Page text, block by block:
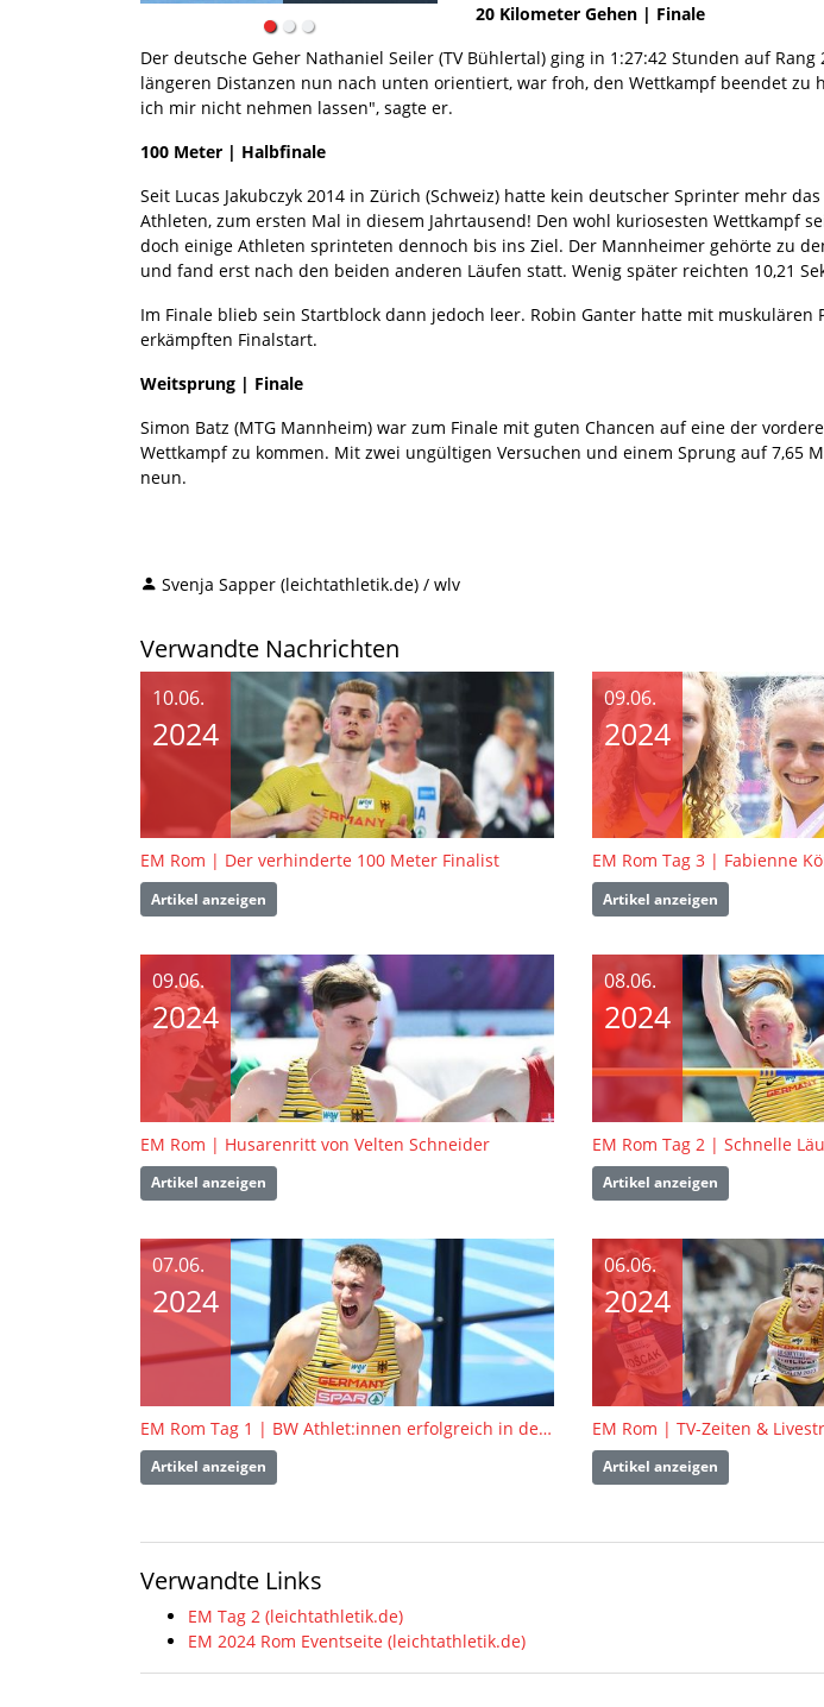
20 Kilometer Gehen | Finale
Der deutsche Geher Nathaniel Seiler (TV Bühlertal) ging in 1:27:42 Stunden auf
längeren Distanzen nun nach unten orientiert, war froh, den Wettkampf beendet
ich mir nicht nehmen lassen", sagte er.
100 Meter | Halbfinale
Seit Lucas Jakubczyk 2014 in Zürich (Schweiz) hatte kein deutscher Sprinter mehr
Athleten, zum ersten Mal in diesem Jahrtausend! Den wohl kuriosesten Wettkampf
doch einige Athleten sprinteten dennoch bis ins Ziel. Der Mannheimer gehörte zu
und fand erst nach den beiden anderen Läufen statt. Wenig später reichten 10,21
Im Finale blieb sein Startblock dann jedoch leer. Robin Ganter hatte mit
erkämpften Finalstart.
Weitsprung | Finale
Simon Batz (MTG Mannheim) war zum Finale mit guten Chancen auf eine der
Wettkampf zu kommen. Mit zwei ungültigen Versuchen und einem Sprung auf 7,65
neun.
Svenja Sapper (leichtathletik.de) / wlv
Verwandte Nachrichten
10.06.
2024
EM Rom | Der verhinderte 100 Meter Finalist
Artikel anzeigen
09.06.
2024
Artikel anzeigen
09.06.
2024
EM Rom | Husarenritt von Velten Schneider
Artikel anzeigen
08.06.
2024
EM Rom Tag 2 | Schnelle
Artikel anzeigen
07.06.
2024
EM Rom Tag 1 | BW Athlet:innen erfolgreich in den Vorrunden
Artikel anzeigen
06.06.
2024
Artikel anzeigen
Verwandte Links
EM Tag 2 (leichtathletik.de)
EM 2024 Rom Eventseite (leichtathletik.de)